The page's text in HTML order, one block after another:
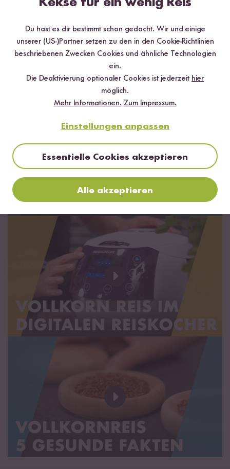
Kekse für ein wenig Reis
Du hast es dir bestimmt schon gedacht. Wir und einige
unserer (US-)Partner setzen zu den in den Cookie-Richtlinien
beschriebenen Zwecken Cookies und ähnliche Technologien
ein.
Die Deaktivierung optionaler Cookies ist jederzeit hier
möglich.
Mehr Informationen. Zum Impressum.
Einstellungen anpassen
Essentielle Cookies akzeptieren
Alle akzeptieren